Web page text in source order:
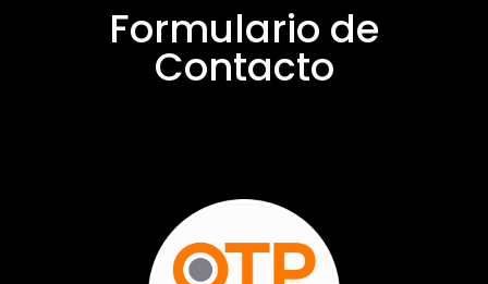
Formulario de
Contacto